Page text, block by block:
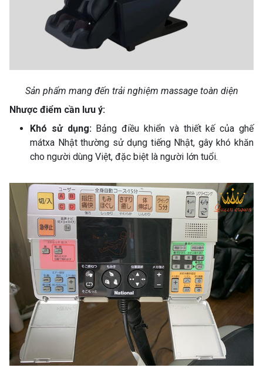
Sản phẩm mang đến trải nghiệm massage toàn diện
Nhược điểm cần lưu ý:
Khó sử dụng: Bảng điều khiển và thiết kế của ghế
mátxa Nhật thường sử dụng tiếng Nhật, gây khó khăn
cho người dùng Việt, đặc biệt là người lớn tuổi.